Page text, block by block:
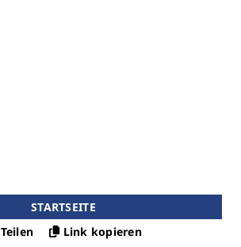
STARTSEITE
Teilen
Link kopieren